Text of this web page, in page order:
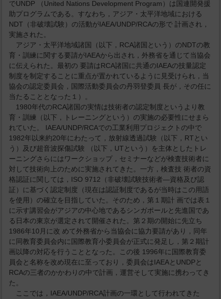
でUNDP （United Nations Development Program）は国連開発援
助プログラムである。すなわち，アジア・太平洋地域における
NDT（非破壊試験）の活動がIAEA/UNDP/RCAの形で 計画され，
実施された。
アジア・太平洋地域諸国（以下，RCA諸国という）のNDTの教
育・訓練に関する要請がIAEAから出され，外務省を通じて当協会
に伝えられた。最初の 要請はRCA諸国に共通のIAEAの技量認定
制度を制定することに重点が置かれているように見受けられ，当
協会の認定委員会，国際活動委員会の丹羽登委員 長が，その任に
当たることとなった１）。
1980年代のRCA諸国の実情は技術者の認定制度というより教
育・訓練（以下，トレーニングという）の実施の必要性にせまら
れていた。 IAEA/UNDP/RCAでの工業利用プロジェクトの中で
1982年以来約20年にわたって，放射線透過試験（以下，RTとい
う）及び超音波探傷試験 （以下，UTという）を主体としたトレ
ーニングさらにはワークショップ，セミナーなどが検査技術者に
対して技術向上のために実施されてきた。一方，検査技 術者の資
格認証に関しては，ISO 9712（非破壊試験技術者―資格及び認
証）に基づく認定制度（現在は認証制度であるが当時はこの用語
を使用）の確立を目指していた。そのため，第１期計 画では表１
に示す講習会がアジアの中心地であるシンガポールと先進国であ
る日本の東京が選定されて開催された。第２期の開始に先立ち
1986年10月に改 めて外務省から当協会に協力要請があり，同年
に同教育委員会内に国際教育小委員会が正式に発足し，第２期計
画以降の対応を行うこととなった。この後 1996年に国際教育委
員会と名称を改め現在に至っており，委員会はIAEAとUNDPと
RCAの三者のかかわりの中で計画，運営そして実施に携わってき
た。
ここでは，IAEA/UNDP/RCA計画の一環として行われてきた